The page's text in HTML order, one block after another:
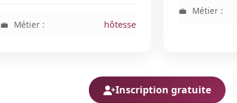
Métier : hôtesse
Métier :
Inscription gratuite